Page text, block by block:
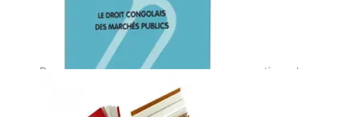
Traité de droit constitutionnel
Dans sa conception, son évolution et sa pratique, le
droit constitutionnel a toujours eu du mal à
s'affranchir de crises